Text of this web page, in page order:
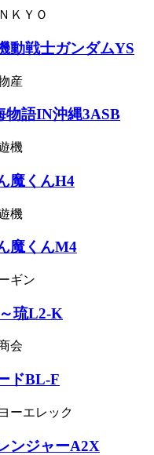
ＫＹＯ
動戦士ガンダムYS
産
物語IN沖縄3ASB
機
魔くんH4
機
魔くんM4
ギン
琉L2-K
会
ドBL-F
ーエレック
ンジャーA2X